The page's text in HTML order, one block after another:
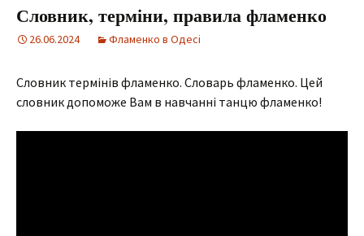
Словник, терміни, правила фламенко
26.06.2024 Фламенко в Одесі
Словник термінів фламенко. Словарь фламенко. Цей
словник допоможе Вам в навчанні танцю фламенко!